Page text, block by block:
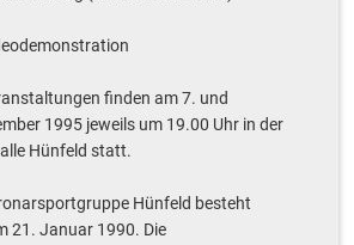
finden am 7. und
1995 jeweils um 19.00 Uhr in der
Hünfeld statt.
Hünfeld besteht
21. Januar 1990. Die